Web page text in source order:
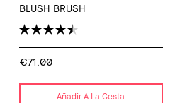
BLUSH BRUSH
€71.00
Añadir A La Cesta